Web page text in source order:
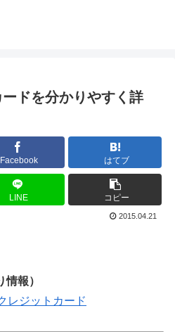
ドを分かりやすく詳
Facebook はてブ
LINE コピー
2015.04.21
情報）
レジットカード